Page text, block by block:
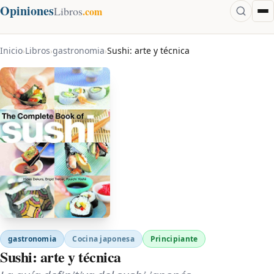
OpinionesLibros.com
Inicio›Libros›gastronomia›Sushi: arte y técnica
gastronomia Cocina japonesa Principiante
Sushi: arte y técnica